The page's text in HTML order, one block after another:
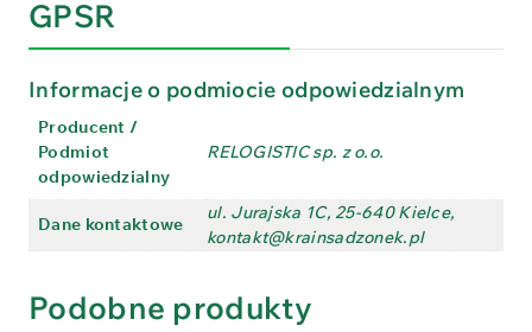
GPSR
Informacje o podmiocie odpowiedzialnym
Producent /
Podmiot
odpowiedzialny
RELOGISTIC sp. z o.o.
Dane kontaktowe
ul. Jurajska 1C, 25-640 Kielce,
kontakt@krainsadzonek.pl
Podobne produkty